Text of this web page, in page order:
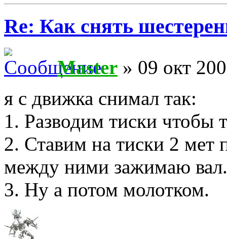
Re: Как снять
Master » 09 окт
я с движка снимал так:
1. Разводим тиски чтобы
2. Ставим на тиски 2 мет
между ними зажимаю вал.
3. Ну а потом молотком.